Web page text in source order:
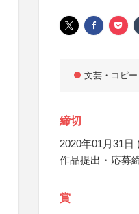
文芸・コピ
締切
2020年01月31日
作品提出・応募
賞